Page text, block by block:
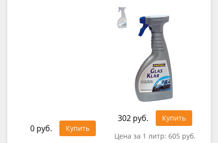
0 руб. Купить
302 руб.
Купить
Цена за 1 литр: 605 руб.